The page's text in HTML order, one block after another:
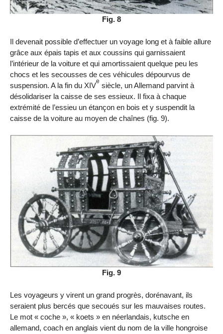
Fig. 8
Il devenait possible d’effectuer un voyage long et à faible allure
grâce aux épais tapis et aux coussins qui garnissaient
l’intérieur de la voiture et qui amortissaient quelque peu les
chocs et les secousses de ces véhicules dépourvus de
suspension. A la fin du XIVe siècle, un Allemand parvint à
désolidariser la caisse de ses essieux. Il fixa à chaque
extrémité de l’essieu un étançon en bois et y suspendit la
caisse de la voiture au moyen de chaînes (fig. 9).
Fig. 9
Les voyageurs y virent un grand progrès, dorénavant, ils
seraient plus bercés que secoués sur les mauvaises routes.
Le mot « coche », « koets » en néerlandais, kutsche en
allemand, coach en anglais vient du nom de la ville hongroise